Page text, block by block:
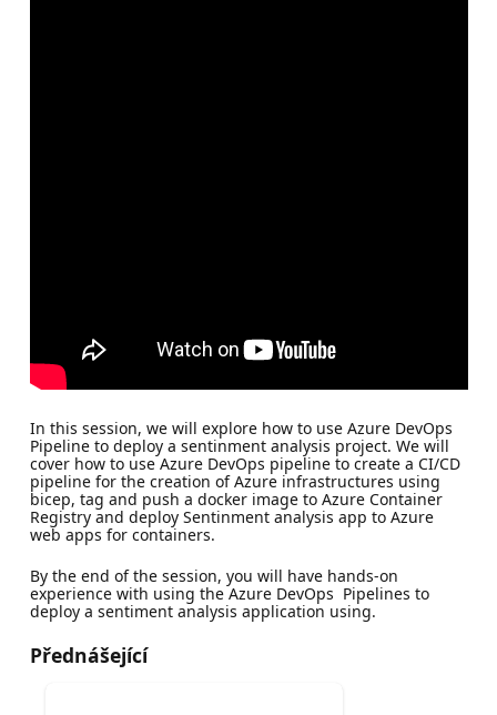
In this session, we will explore how to use Azure DevOps
Pipeline to deploy a sentinment analysis project. We will
cover how to use Azure DevOps pipeline to create a CI/CD
pipeline for the creation of Azure infrastructures using
bicep, tag and push a docker image to Azure Container
Registry and deploy Sentinment analysis app to Azure
web apps for containers.
By the end of the session, you will have hands-on
experience with using the Azure DevOps Pipelines to
deploy a sentiment analysis application using.
Přednášející